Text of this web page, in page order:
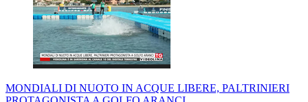
MONDIALI DI NUOTO IN ACQUE LIBERE, PALTRINIERI